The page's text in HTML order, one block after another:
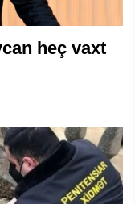
heç vaxt